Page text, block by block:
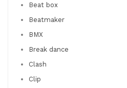
Beat box
Beatmaker
BMX
Break dance
Clash
Clip